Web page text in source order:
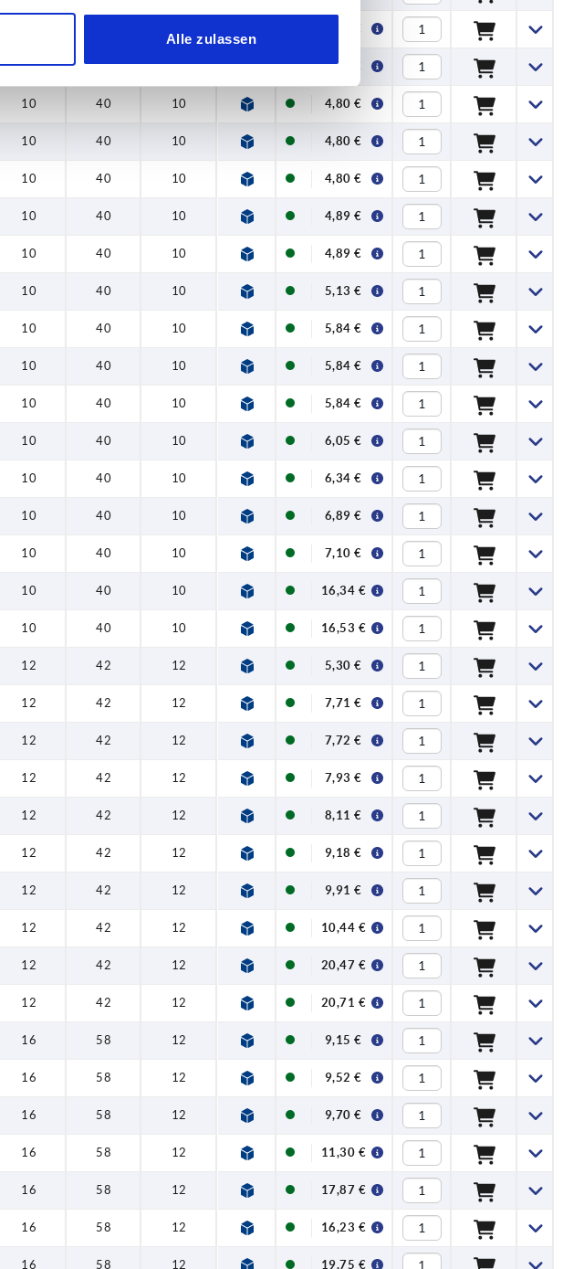
Alle zulassen
4,80 €
10 40 10 4,80 €
10 40 10 4,80 €
10 40 10 4,80 €
10 40 10 4,80 €
10 40 10 4,89 €
10 40 10 4,89 €
10 40 10 5,13 €
10 40 10 5,84 €
10 40 10 5,84 €
10 40 10 5,84 €
10 40 10 6,05 €
10 40 10 6,34 €
10 40 10 6,89 €
10 40 10 7,10 €
10 40 10 16,34 €
10 40 10 16,53 €
12 42 12 5,30 €
12 42 12 7,71 €
12 42 12 7,72 €
12 42 12 7,93 €
12 42 12 8,11 €
12 42 12 9,18 €
12 42 12 9,91 €
12 42 12 10,44 €
12 42 12 20,47 €
12 42 12 20,71 €
16 58 12 9,15 €
16 58 12 9,52 €
16 58 12 9,70 €
16 58 12 11,30 €
16 58 12 17,87 €
16 58 12 16,23 €
16 58 12 19,75 €